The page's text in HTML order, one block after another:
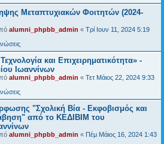
Μεταπτυχιακών Φοιτητών (2024-
alumni_phpbb_admin « Τρί Ιουν 11, 2024 5:19
και Επιχειρηματικότητα» -
Ιωαννίνων
alumni_phpbb_admin « Τετ Μάιος 22, 2024 9:33
"Σχολική Βία - Εκφοβισμός και
από το ΚΕΔΙΒΙΜ του
alumni_phpbb_admin « Πέμ Μάιος 16, 2024 1:43